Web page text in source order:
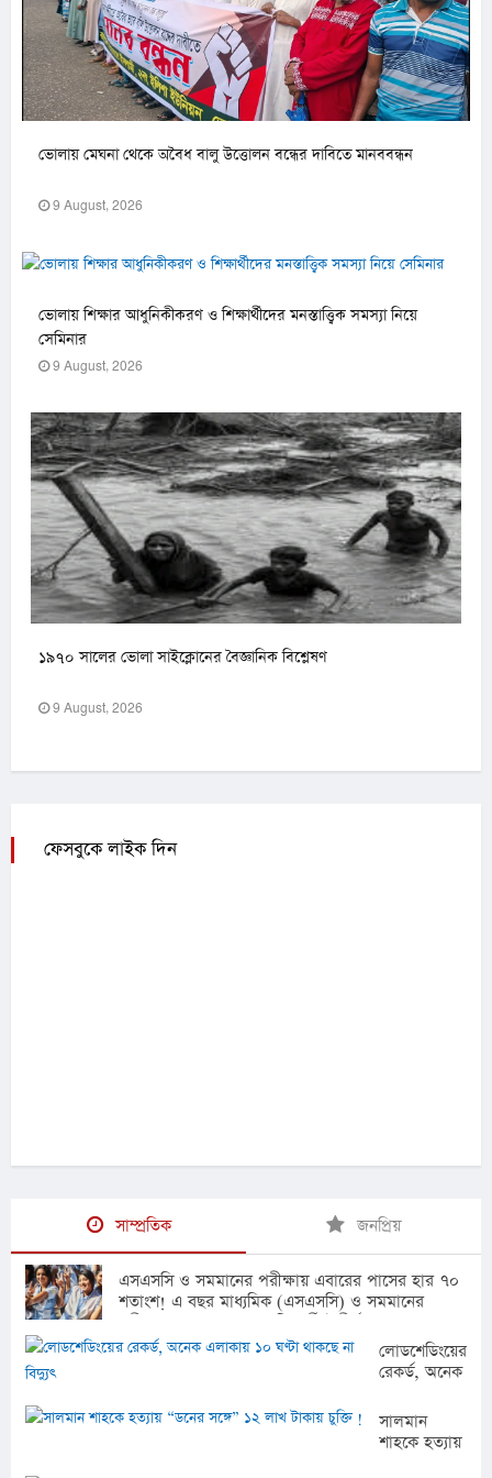
ভোলায় মেঘনা থেকে অবৈধ বালু উত্তোলন বন্ধের দাবিতে মানববন্ধন
9 August, 2026
ভোলায় শিক্ষার আধুনিকীকরণ ও শিক্ষার্থীদের মনস্তাত্ত্বিক সমস্যা নিয়ে
সেমিনার
9 August, 2026
১৯৭০ সালের ভোলা সাইক্লোনের বৈজ্ঞানিক বিশ্লেষণ
9 August, 2026
ফেসবুকে লাইক দিন
সাম্প্রতিক জনপ্রিয়
এসএসসি ও সমমানের পরীক্ষায় এবারের পাসের হার ৭০
শতাংশ! এ বছর মাধ্যমিক (এসএসসি) ও সমমানের
২০২৫ সালে পাসের হারের তুলনায় প্রায় দুই শতাংশ বেশি।
রোববার (৯ আগস্ট) সাধারণ এবং বিশেষায়িত শিক্ষা
বোর্ডসূত্রে এ তথ্য জানা গেছে। পরীক্ষার ফলাফল সোমবার
সকাল ১০টায় প্রকাশিত হওয়ার কথা রয়েছে। ফল প্রকাশের
মধ্য দিয়ে ১৮ লাখ ৫৭ হাজারের বেশি শিক্ষার্থী ও
অভিভাবকদের অপেক্ষার অবসান হবে। ২০২৫ সালে
লোডশেডিংয়ের
রেকর্ড, অনেক
ঘণ্টা থাকছে
না বিদ্যুৎ
সালমান
শাহকে হত্যায়